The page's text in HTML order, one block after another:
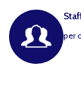
per